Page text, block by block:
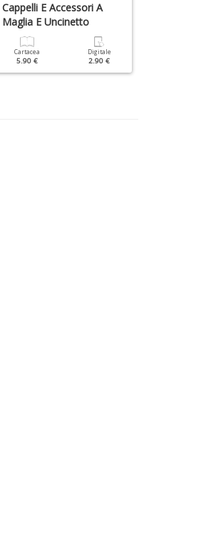
Cappelli E Accessori A
Maglia E Uncinetto
Cartacea
5.90 €
Digitale
2.90 €